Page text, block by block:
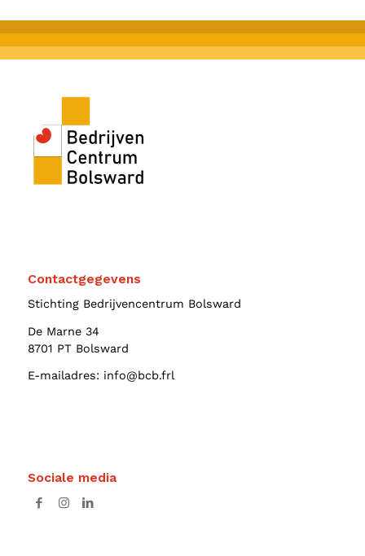
Contactgegevens
Stichting Bedrijvencentrum Bolsward
De Marne 34
8701 PT Bolsward
E-mailadres: info@bcb.frl
Sociale media